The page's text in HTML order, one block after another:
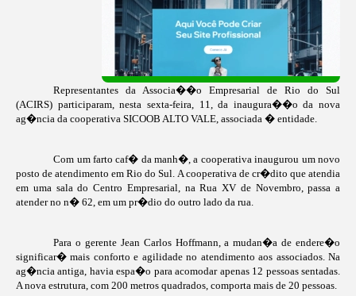
Representantes da Associa��o Empresarial de Rio do Sul
(ACIRS) participaram, nesta sexta-feira, 11, da inaugura��o da nova
ag�ncia da cooperativa SICOOB ALTO VALE, associada � entidade.
Com um farto caf� da manh�, a cooperativa inaugurou um novo
posto de atendimento em Rio do Sul. A cooperativa de cr�dito que atendia
em uma sala do Centro Empresarial, na Rua XV de Novembro, passa a
atender no n� 62, em um pr�dio do outro lado da rua.
Para o gerente Jean Carlos Hoffmann, a mudan�a de endere�o
significar� mais conforto e agilidade no atendimento aos associados. Na
ag�ncia antiga, havia espa�o para acomodar apenas 12 pessoas sentadas.
A nova estrutura, com 200 metros quadrados, comporta mais de 20 pessoas.